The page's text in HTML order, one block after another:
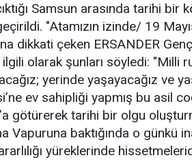
Samsun arasında tarihi
"Atamızın izinde/ 19
dikkati çeken ERSANDER
olarak şunları söyledi: "Milli
yerinde yaşayacağız ve
ev sahipliği yapmış bu asil
götürerek tarihi bir olgu
Vapuruna baktığında o günkü
yüreklerinde